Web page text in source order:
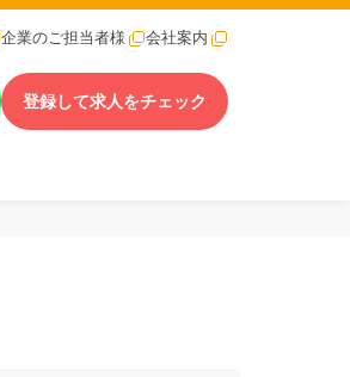
企業のご担当者様 会社案内
登録して求人をチェック